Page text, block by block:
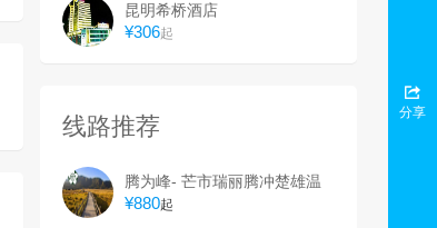
昆明希桥酒店
¥306起
线路推荐
腾为峰- 芒市瑞丽腾冲楚雄温
泉SPA 6天精品游
¥880起
分享